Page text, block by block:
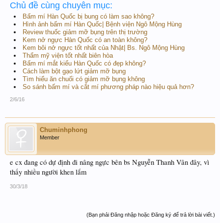
Chủ đề cùng chuyên mục:
Bấm mí Hàn Quốc bị bung có làm sao không?
Hình ảnh bấm mí Hàn Quốc| Bệnh viện Ngô Mộng Hùng
Review thuốc giảm mỡ bụng trên thị trường
Kem nở ngực Hàn Quốc có an toàn không?
Kem bôi nở ngực tốt nhất của Nhật| Bs. Ngô Mộng Hùng
Thẩm mỹ viện tốt nhất biên hòa
Bấm mí mắt kiểu Hàn Quốc có đẹp không?
Cách làm bột gạo lứt giảm mỡ bụng
Tìm hiểu ăn chuối có giảm mỡ bụng không
So sánh bấm mí và cắt mí phương pháp nào hiệu quả hơn?
2/6/16
Chuminhphong
Member
e cx đang có dự định đi nâng ngực bên bs Nguyễn Thanh Vân đây, vì
thấy nhiều người khen lắm
30/3/18
(Bạn phải Đăng nhập hoặc Đăng ký để trả lời bài viết.)